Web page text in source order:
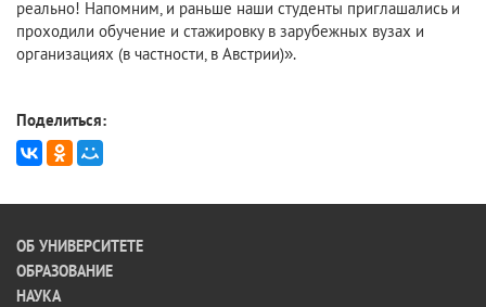
реально! Напомним, и раньше наши студенты приглашались и
проходили обучение и стажировку в зарубежных вузах и
организациях (в частности, в Австрии)».
Поделиться:
ОБ УНИВЕРСИТЕТЕ
ОБРАЗОВАНИЕ
НАУКА